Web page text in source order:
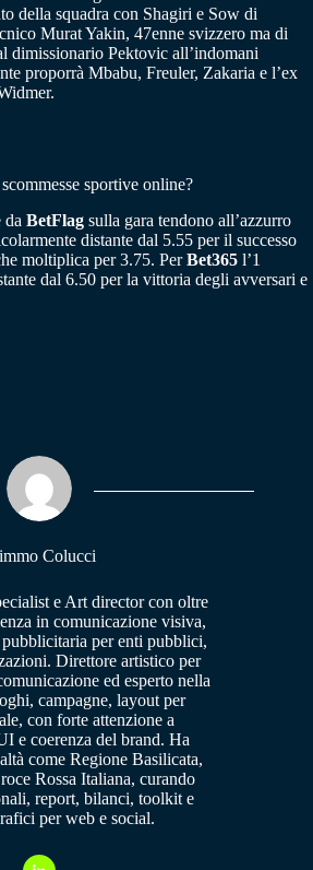
della squadra con Shagiri e Sow di
Murat Yakin, 47enne svizzero ma di
dimissionario Pektovic all’indomani
proporrà Mbabu, Freuler, Zakaria e l’ex
sportive online?
da BetFlag sulla gara tendono all’azzurro
distante dal 5.55 per il successo
moltiplica per 3.75. PerBet365 l’1
dal 6.50 per la vittoria degli avversari e
Colucci
e Art director con oltre
in comunicazione visiva,
per enti pubblici,
Direttore artistico per
ed esperto nella
campagne, layout per
con forte attenzione a
e coerenza del brand. Ha
come Regione Basilicata,
Rossa Italiana, curando
report, bilanci, toolkit e
per web e social.